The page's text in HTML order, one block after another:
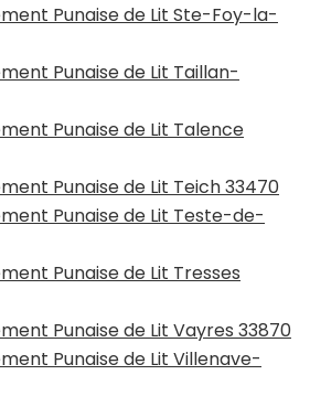
Punaise de Lit Ste-Foy-la-
Punaise de Lit Taillan-
Punaise de Lit Talence
Punaise de Lit Teich 33470
Punaise de Lit Teste-de-
Punaise de Lit Tresses
Punaise de Lit Vayres 33870
Punaise de Lit Villenave-